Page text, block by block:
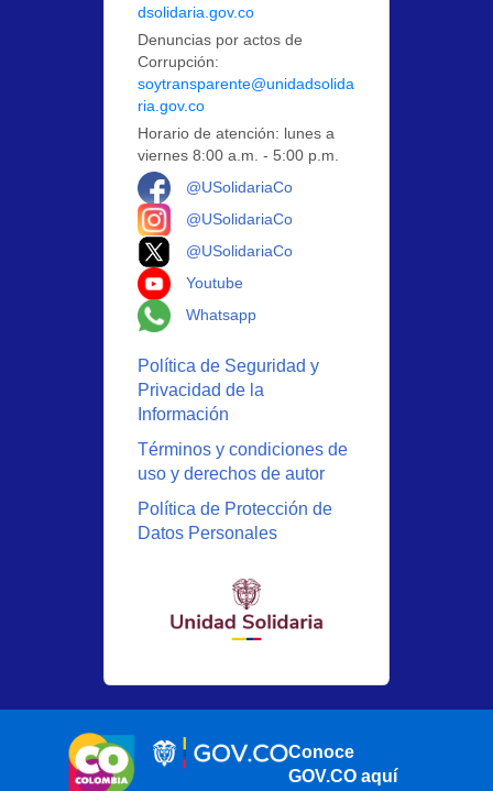
dsolidaria.gov.co
Denuncias por actos de
Corrupción:
soytransparente@unidadsolida
ria.gov.co
Horario de atención: lunes a
viernes 8:00 a.m. - 5:00 p.m.
@USolidariaCo
@USolidariaCo
@USolidariaCo
Youtube
Whatsapp
Política de Seguridad y
Privacidad de la
Información
Términos y condiciones de
uso y derechos de autor
Política de Protección de
Datos Personales
Conoce
GOV.CO aquí